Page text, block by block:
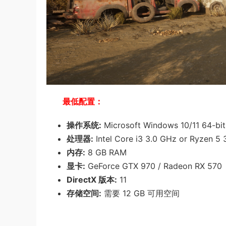
最低配置：
操作系统: Microsoft Windows 10/11 64-bit
处理器: Intel Core i3 3.0 GHz or Ryzen 5
内存: 8 GB RAM
显卡: GeForce GTX 970 / Radeon RX 570
DirectX 版本: 11
存储空间: 需要 12 GB 可用空间